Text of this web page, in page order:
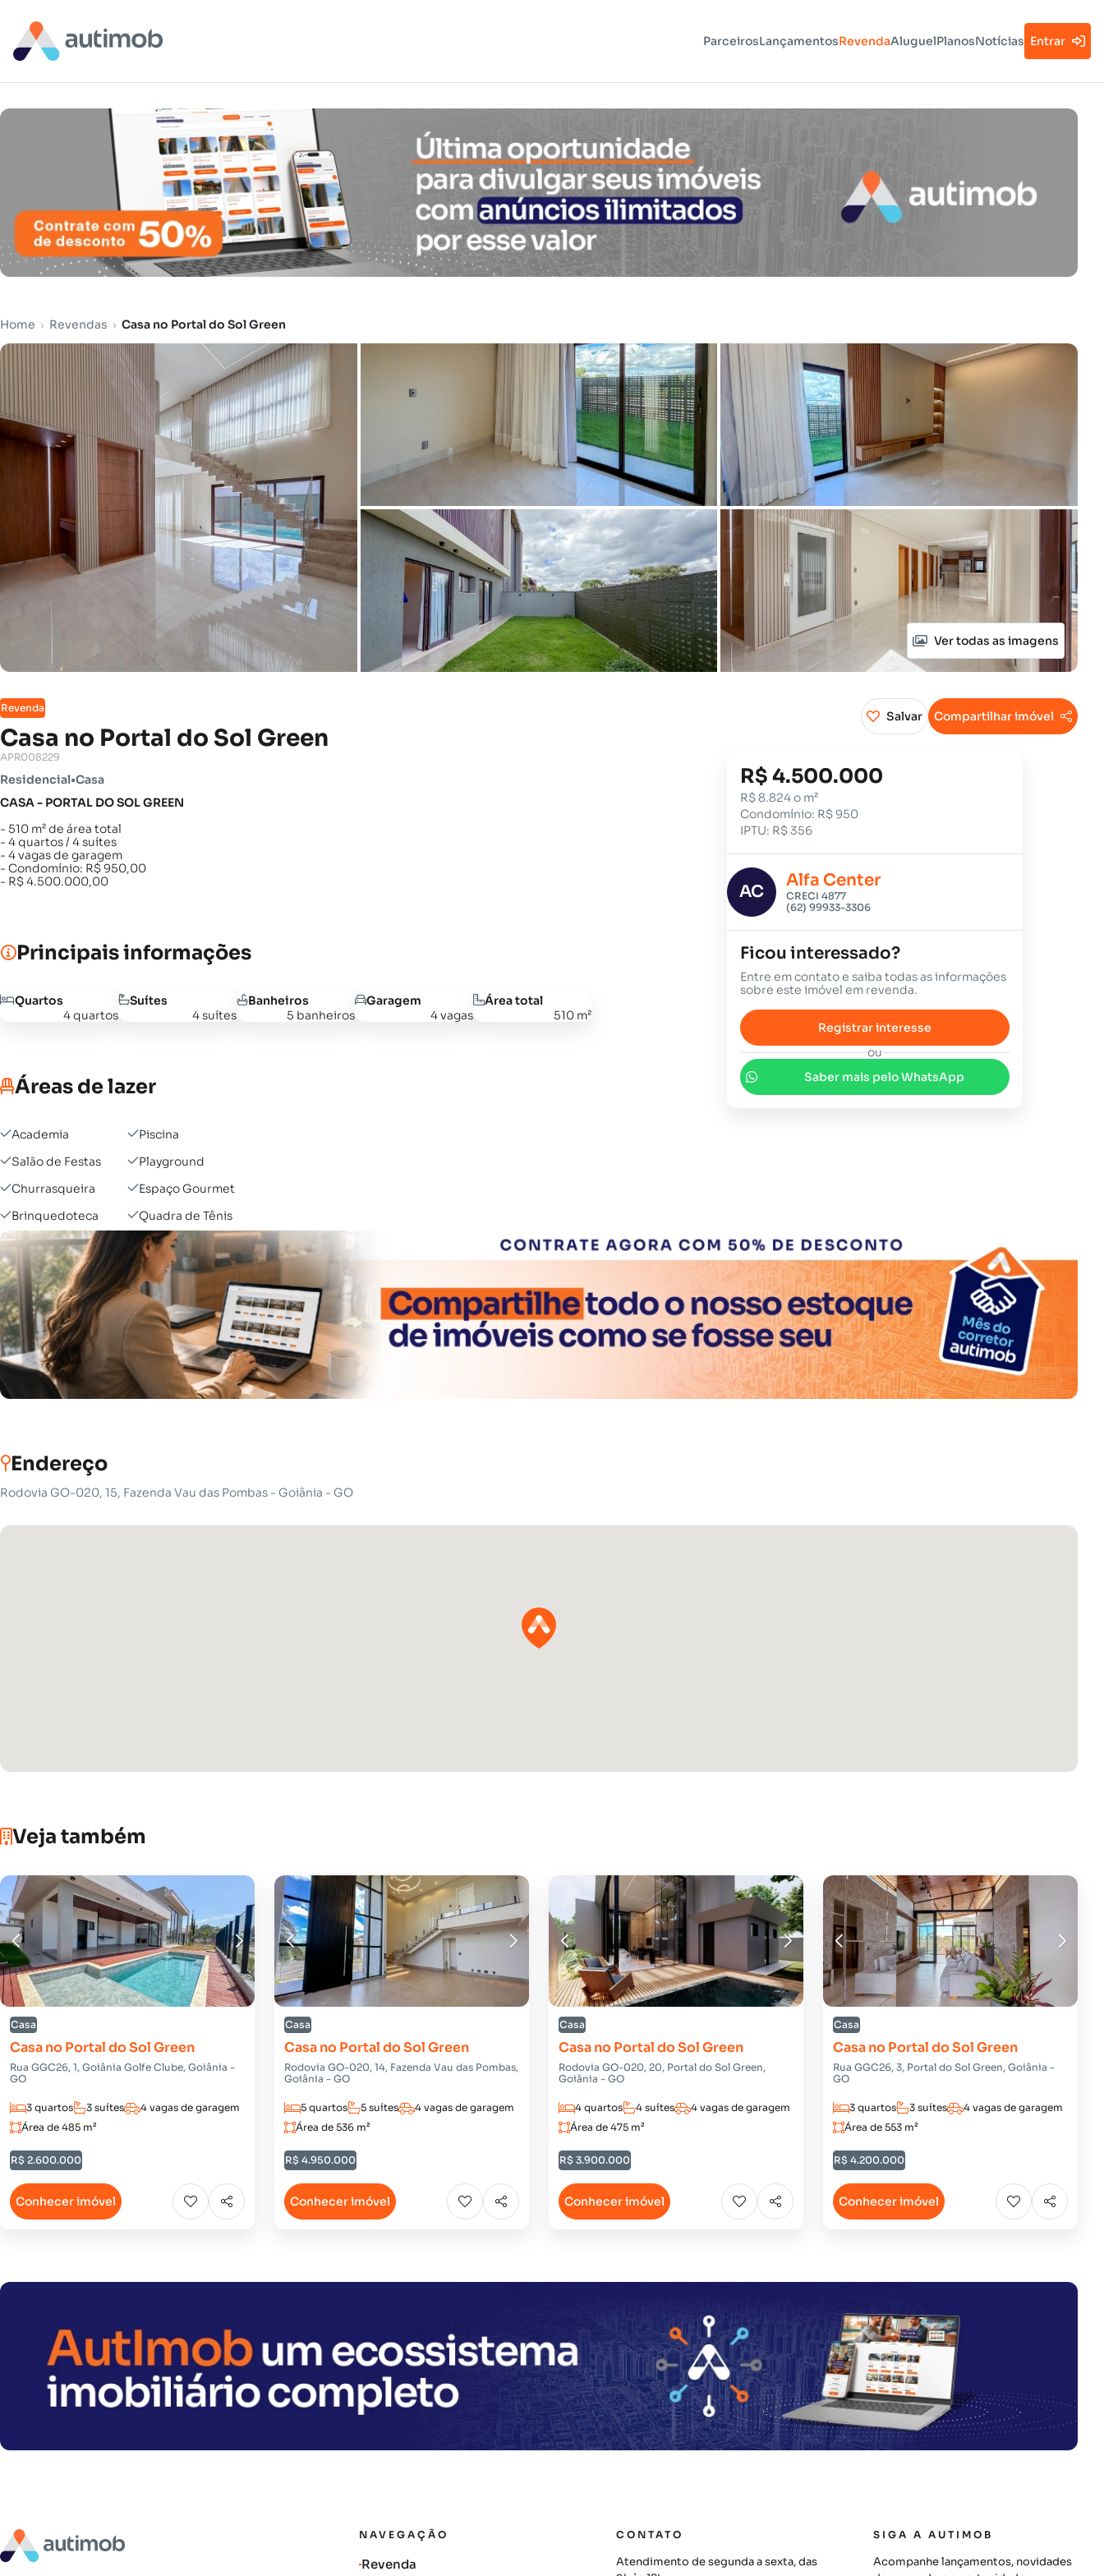
ParceirosLançamentosRevendaAluguelPlanosNotícias Entrar
Home › Revendas › Casa no Portal do Sol Green
Ver todas as imagens
Revenda
Casa no Portal do Sol Green
Salvar Compartilhar imóvel
APR008229
Residencial•Casa
CASA - PORTAL DO SOL GREEN
- 510 m² de área total
- 4 quartos / 4 suítes
- 4 vagas de garagem
- Condomínio: R$ 950,00
- R$ 4.500.000,00
Principais informações
Quartos
4 quartos
Suítes
4 suítes
Banheiros
5 banheiros
Garagem
4 vagas
Área total
510 m²
Áreas de lazer
Academia
Piscina
Salão de Festas
Playground
Churrasqueira
Espaço Gourmet
Brinquedoteca
Quadra de Tênis
R$ 4.500.000
R$ 8.824 o m²
Condomínio: R$ 950
IPTU: R$ 356
AC
Alfa Center
CRECI 4877
(62) 99933-3306
Ficou interessado?
Entre em contato e saiba todas as informações
sobre este imóvel em revenda.
Registrar interesse
ou
Saber mais pelo WhatsApp
Endereço
Rodovia GO-020, 15, Fazenda Vau das Pombas - Goiânia - GO
Veja também
Casa
Casa no Portal do Sol Green
Rua GGC26, 1, Goiânia Golfe Clube, Goiânia -
GO
3 quartos 3 suítes
4 vagas de garagem
Área de 485 m²
R$ 2.600.000
Conhecer imóvel
Casa
Casa no Portal do Sol Green
Rodovia GO-020, 14, Fazenda Vau das Pombas,
Goiânia - GO
5 quartos 5 suítes
4 vagas de garagem
Área de 536 m²
R$ 4.950.000
Conhecer imóvel
Casa
Casa no Portal do Sol Green
Rodovia GO-020, 20, Portal do Sol Green,
Goiânia - GO
4 quartos 4 suítes
4 vagas de garagem
Área de 475 m²
R$ 3.900.000
Conhecer imóvel
Casa
Casa no Portal do Sol Green
Rua GGC26, 3, Portal do Sol Green, Goiânia -
GO
3 quartos 3 suítes
4 vagas de garagem
Área de 553 m²
R$ 4.200.000
Conhecer imóvel
NAVEGAÇÃO
Revenda
CONTATO
Atendimento de segunda a sexta, das
SIGA A AUTIMOB
Acompanhe lançamentos, novidades